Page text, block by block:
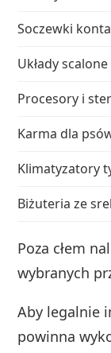
Soczewki
Układy
Procesory i
Karma dla
Klimatyzatory
Biżuteria ze
Poza cłem
wybranych
Aby legalnie
powinna